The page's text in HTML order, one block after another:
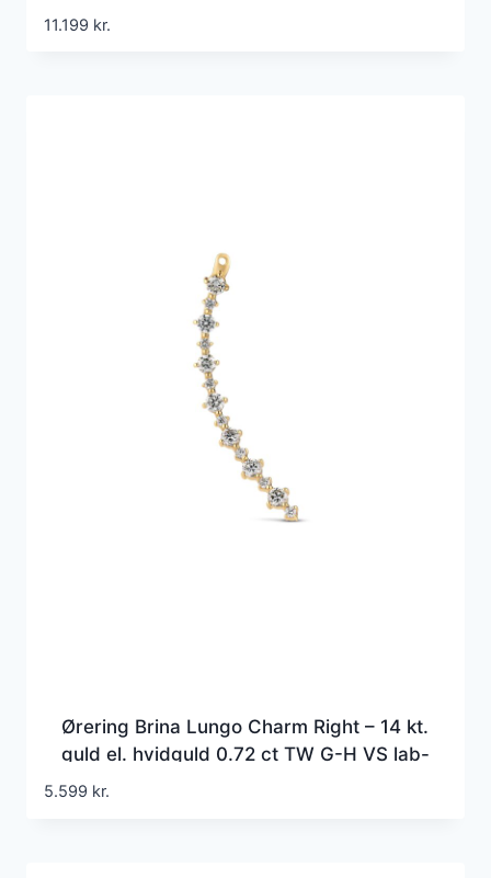
diamanter
11.199 kr.
Ørering Brina Lungo Charm Right – 14 kt.
guld el. hvidguld 0.72 ct TW G-H VS lab-
grown diamanter
5.599 kr.